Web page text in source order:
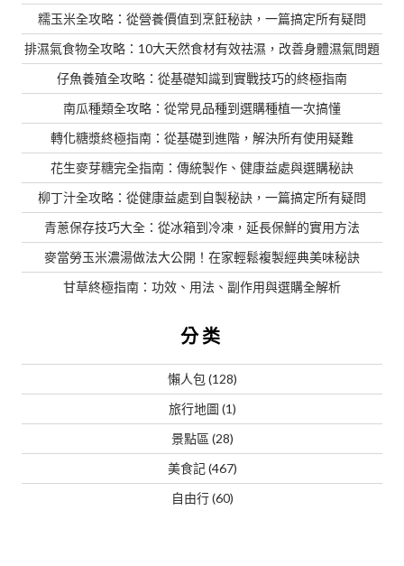
糯玉米全攻略：從營養價值到烹飪秘訣，一篇搞定所有疑問
排濕氣食物全攻略：10大天然食材有效祛濕，改善身體濕氣問題
仔魚養殖全攻略：從基礎知識到實戰技巧的終極指南
南瓜種類全攻略：從常見品種到選購種植一次搞懂
轉化糖漿終極指南：從基礎到進階，解決所有使用疑難
花生麥芽糖完全指南：傳統製作、健康益處與選購秘訣
柳丁汁全攻略：從健康益處到自製秘訣，一篇搞定所有疑問
青蔥保存技巧大全：從冰箱到冷凍，延長保鮮的實用方法
麥當勞玉米濃湯做法大公開！在家輕鬆複製經典美味秘訣
甘草終極指南：功效、用法、副作用與選購全解析
分类
懶人包 (128)
旅行地圖 (1)
景點區 (28)
美食記(467)
自由行(60)